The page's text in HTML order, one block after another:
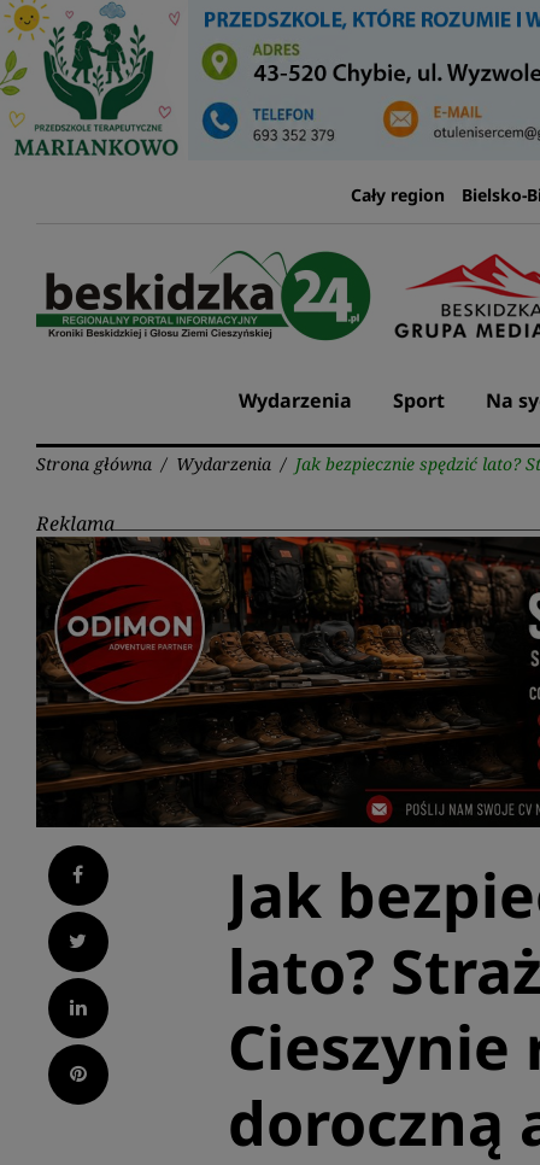
Przejdź
do
treści
Cały region Bielsko-
Wydarzenia Sport Na
Strona główna / Wydarzenia / Jak bezpiecznie spędzić lato?
Reklama
Facebook
Twitter
LinkedIn
Pinterest
Jak
lato?
Cieszynie
doroczną